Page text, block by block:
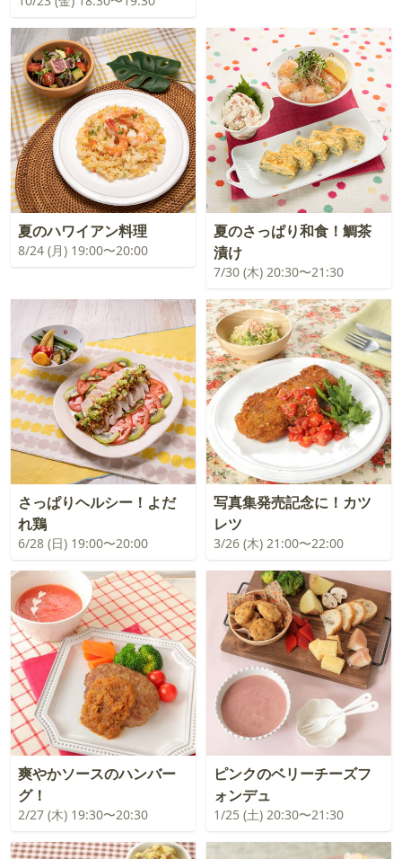
夏のハワイアン料理
8/24 (月) 19:00〜20:00
夏のさっぱり和食！鯛茶
漬け
7/30 (木) 20:30〜21:30
さっぱりヘルシー！よだ
れ鶏
6/28 (日) 19:00〜20:00
写真集発売記念に！カツ
レツ
3/26 (木) 21:00〜22:00
爽やかソースのハンバー
グ！
2/27 (木) 19:30〜20:30
ピンクのベリーチーズフ
ォンデュ
1/25 (土) 20:30〜21:30